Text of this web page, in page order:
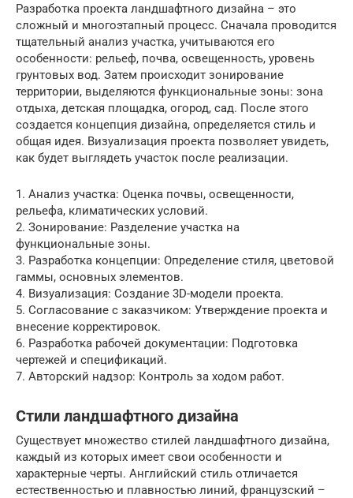
Разработка проекта ландшафтного дизайна – это
сложный и многоэтапный процесс. Сначала проводится
тщательный анализ участка, учитываются его
особенности: рельеф, почва, освещенность, уровень
грунтовых вод. Затем происходит зонирование
территории, выделяются функциональные зоны: зона
отдыха, детская площадка, огород, сад. После этого
создается концепция дизайна, определяется стиль и
общая идея. Визуализация проекта позволяет увидеть,
как будет выглядеть участок после реализации.
1. Анализ участка: Оценка почвы, освещенности,
рельефа, климатических условий.
2. Зонирование: Разделение участка на
функциональные зоны.
3. Разработка концепции: Определение стиля, цветовой
гаммы, основных элементов.
4. Визуализация: Создание 3D-модели проекта.
5. Согласование с заказчиком: Утверждение проекта и
внесение корректировок.
6. Разработка рабочей документации: Подготовка
чертежей и спецификаций.
7. Авторский надзор: Контроль за ходом работ.
Стили ландшафтного дизайна
Существует множество стилей ландшафтного дизайна,
каждый из которых имеет свои особенности и
характерные черты. Английский стиль отличается
естественностью и плавностью линий, французский –